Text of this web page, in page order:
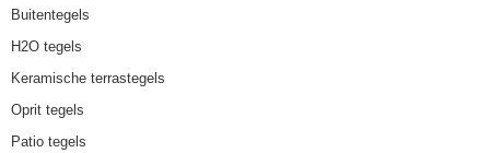
Buitentegels
H2O tegels
Keramische terrastegels
Oprit tegels
Patio tegels